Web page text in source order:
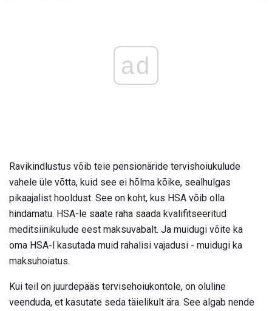
ad
Ravikindlustus võib teie pensionäride tervishoiukulude
vahele üle võtta, kuid see ei hõlma kõike, sealhulgas
pikaajalist hooldust. See on koht, kus HSA võib olla
hindamatu. HSA-le saate raha saada kvalifitseeritud
meditsiinikulude eest maksuvabalt. Ja muidugi võite ka
oma HSA-l kasutada muid rahalisi vajadusi - muidugi ka
maksuhoiatus.
Kui teil on juurdepääs tervisehoiukontole, on oluline
veenduda, et kasutate seda täielikult ära. See algab nende